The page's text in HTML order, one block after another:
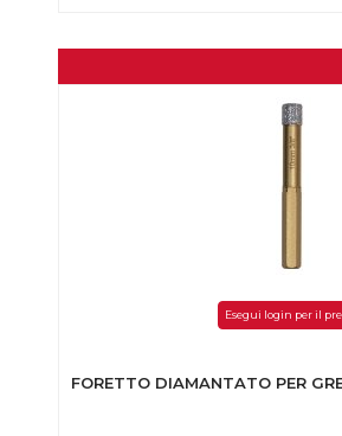
Esegui login per il
FORETTO DIAMANTATO PER